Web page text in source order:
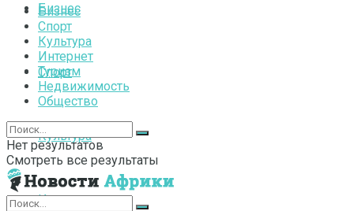
Бизнес
Спорт
Культура
Интернет
Бизнес
Спорт
Культура
Интернет
Туризм
Недвижимость
Общество
Нет результатов
Смотреть все результаты